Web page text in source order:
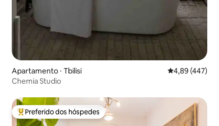
Apartamento ⋅ Tbilisi 4,89 de uma
4,89 (447)
Chemia Studio
Entre os melhores preferidos dos hóspedes
Preferido dos hóspedes